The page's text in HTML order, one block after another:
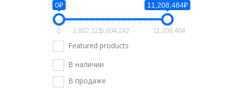
0₽ 11,208,484₽
0 2,802,1215,604,242 11,208,484
Featured products
В наличии
В продаже